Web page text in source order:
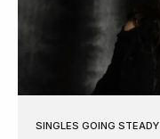
SINGLES GOING STEADY